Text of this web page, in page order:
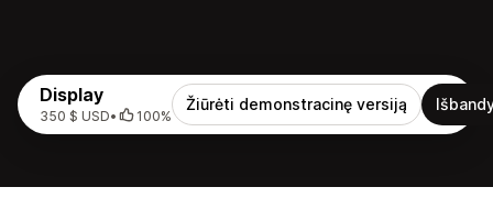
Display
350 $ USD• 100%
Žiūrėti demonstracinę versiją